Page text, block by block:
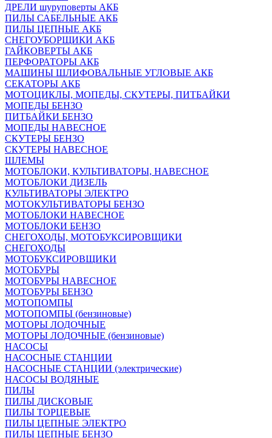
ДРЕЛИ шуруповерты АКБ
ПИЛЫ САБЕЛЬНЫЕ АКБ
ПИЛЫ ЦЕПНЫЕ АКБ
СНЕГОУБОРЩИКИ АКБ
ГАЙКОВЕРТЫ АКБ
ПЕРФОРАТОРЫ АКБ
МАШИНЫ ШЛИФОВАЛЬНЫЕ УГЛОВЫЕ АКБ
СЕКАТОРЫ АКБ
МОТОЦИКЛЫ, МОПЕДЫ, СКУТЕРЫ, ПИТБАЙКИ
МОПЕДЫ БЕНЗО
ПИТБАЙКИ БЕНЗО
МОПЕДЫ НАВЕСНОЕ
СКУТЕРЫ БЕНЗО
СКУТЕРЫ НАВЕСНОЕ
ШЛЕМЫ
МОТОБЛОКИ, КУЛЬТИВАТОРЫ, НАВЕСНОЕ
МОТОБЛОКИ ДИЗЕЛЬ
КУЛЬТИВАТОРЫ ЭЛЕКТРО
МОТОКУЛЬТИВАТОРЫ БЕНЗО
МОТОБЛОКИ НАВЕСНОЕ
МОТОБЛОКИ БЕНЗО
СНЕГОХОДЫ, МОТОБУКСИРОВЩИКИ
СНЕГОХОДЫ
МОТОБУКСИРОВЩИКИ
МОТОБУРЫ
МОТОБУРЫ НАВЕСНОЕ
МОТОБУРЫ БЕНЗО
МОТОПОМПЫ
МОТОПОМПЫ (бензиновые)
МОТОРЫ ЛОДОЧНЫЕ
МОТОРЫ ЛОДОЧНЫЕ (бензиновые)
НАСОСЫ
НАСОСНЫЕ СТАНЦИИ
НАСОСНЫЕ СТАНЦИИ (электрические)
НАСОСЫ ВОДЯНЫЕ
ПИЛЫ
ПИЛЫ ДИСКОВЫЕ
ПИЛЫ ТОРЦЕВЫЕ
ПИЛЫ ЦЕПНЫЕ ЭЛЕКТРО
ПИЛЫ ЦЕПНЫЕ БЕНЗО